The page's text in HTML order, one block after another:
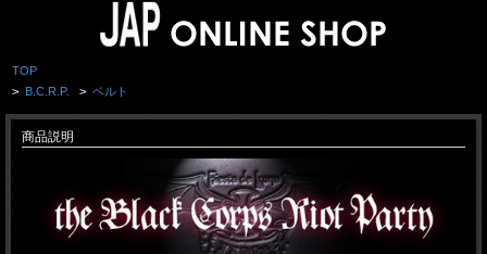
TOP
> B.C.R.P. > ベルト
商品説明